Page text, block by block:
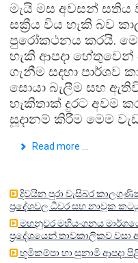
මැයි මස අවසන්
සක්‍රීය විය හැකි බව
පුරෝකථනය කරයි.
හැකි ආපදා හේතුවෙන්
ගැනීම සදහා පාර්ශව
සොයා බැලීම සහ
හැකිතාක් දුරට අවම
සූදානම් කිරීම මෙම
Read more ...
දිවයින පුරා වැසිබර
ප්‍රදේශවල ධීවර සහ නාවුක
මහනුවර මහියංගනය
ප්‍රදේශයෙන් තාවකාලිකව වසා
භූමිකම්පා හා සුනාමි ආපදා